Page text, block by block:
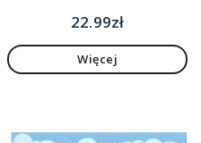
22.99zł
Więcej